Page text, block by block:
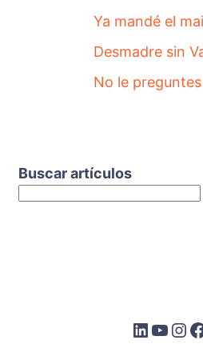
Ya mandé el
Desmadre sin
No le preguntes
Buscar artículos